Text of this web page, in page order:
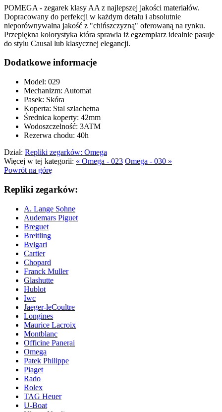
POMEGA - zegarek klasy AA z najlepszej jakości materiałów.
Dopracowany do perfekcji w każdym detalu i absolutnie
nieporównywalna jakość z "chińszczyzną" oferowaną na rynku.
Przepiękna kolorystyka która sprawia iż egzemplarz idealnie pasuje
do stylu Causal lub klasycznej elegancji.
Dodatkowe informacje
Model: 029
Mechanizm: Automat
Pasek: Skóra
Koperta: Stal szlachetna
Średnica koperty: 42mm
Wodoszczelność: 3ATM
Rezerwa chodu: 40h
Dział: Repliki zegarków: Omega
Więcej w tej kategorii: « Omega - 023 Omega - 030 »
Powrót na górę
Repliki zegarków:
A. Lange Sohne
Audemars Piguet
Breguet
Breitling
Bvlgari
Cartier
Chopard
Franck Muller
Glashutte
Hublot
Iwc
Jaeger-leCoultre
Longines
Maurice Lacroix
Montblanc
Officine Panerai
Omega
Patek Philippe
Piaget
Rado
Rolex
TAG Heuer
U-Boat